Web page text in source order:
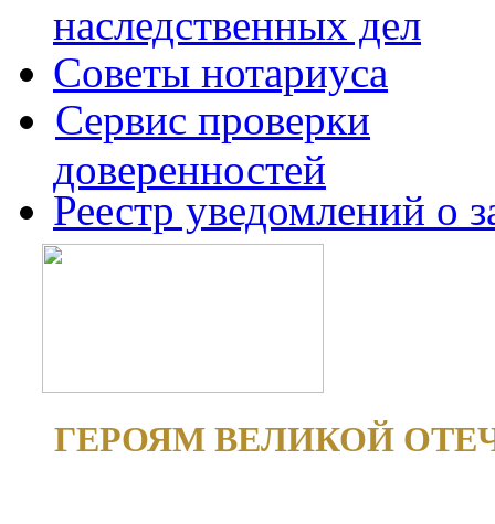
наследственных дел
Советы нотариуса
Сервис проверки
доверенностей
Реестр уведомлений о
ГЕРОЯМ ВЕЛИКОЙ